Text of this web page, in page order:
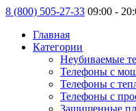
8 (800) 505-27-33 09:00 -
Главная
Категории
Неубиваемые
Телефоны с
Телефоны с
Телефоны с
Защищенные